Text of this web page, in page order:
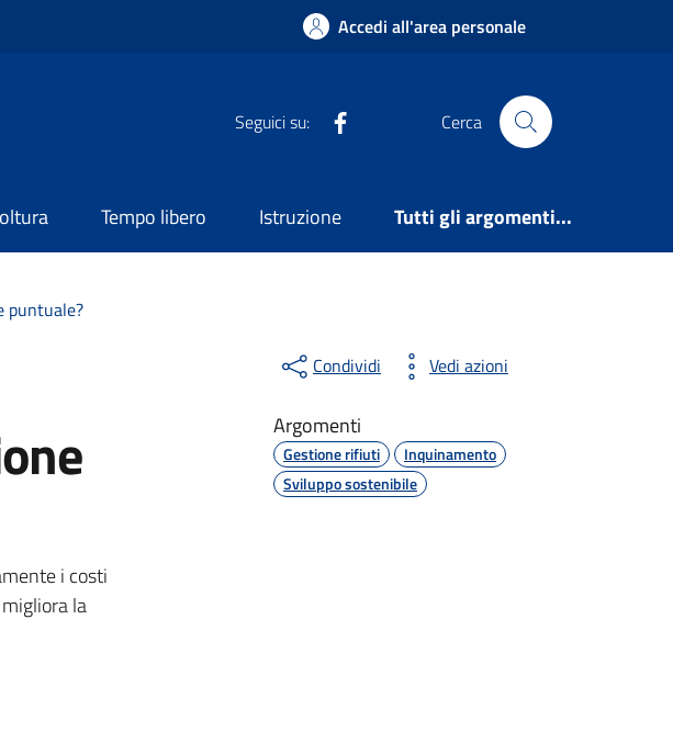
Accedi all'area personale
Seguici su: Cerca
Tempo libero Istruzione Tutti gli argomenti...
puntuale?
i costi
la
Condividi Vedi azioni
Argomenti
Gestione rifiuti
Inquinamento
Sviluppo sostenibile